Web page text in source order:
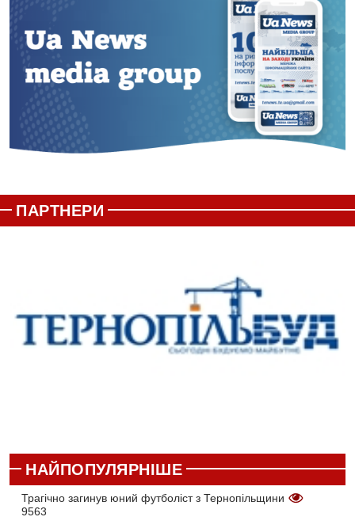
ПАРТНЕРИ
НАЙПОПУЛЯРНІШЕ
Трагічно загинув юний футболіст з Тернопільщини
9563